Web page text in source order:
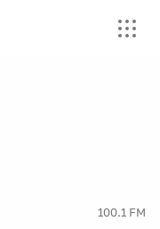
100.1 FM